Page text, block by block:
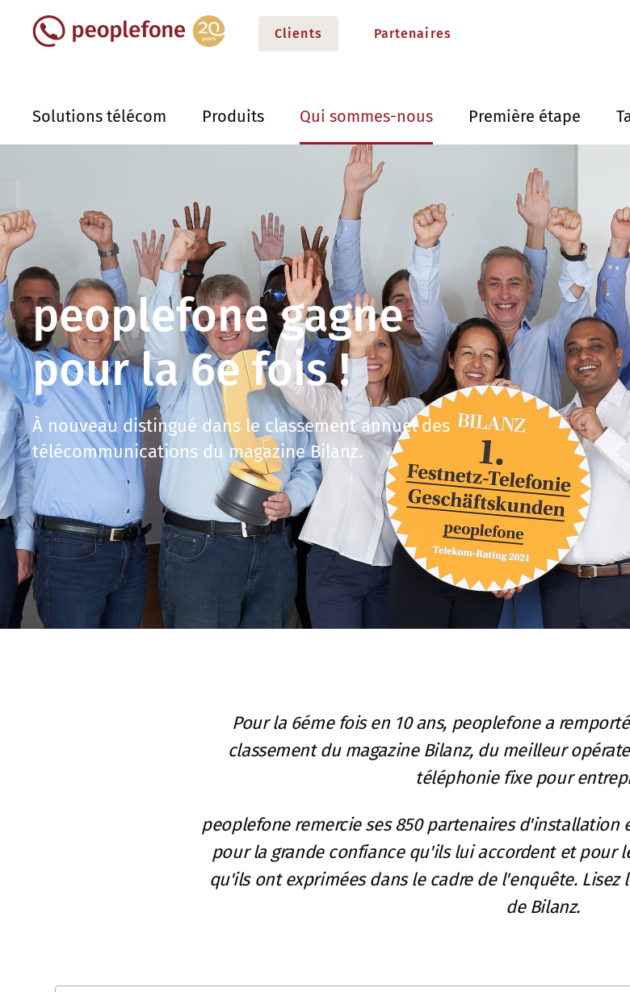
Clients Partenaires
Solutions télécom Produits Qui sommes-nous Première étape
peoplefone gagne
pour la 6e fois !
À nouveau distingué dans le classement annuel des
télécommunications du magazine Bilanz.
Pour la 6éme fois en 10 ans, peoplefone a
classement du magazine Bilanz, du meilleur
téléphonie fixe pour
peoplefone remercie ses 850 partenaires d'installation
pour la grande confiance qu'ils lui accordent et pour
qu'ils ont exprimées dans le cadre de l'enquête. Lisez
de Bilanz.